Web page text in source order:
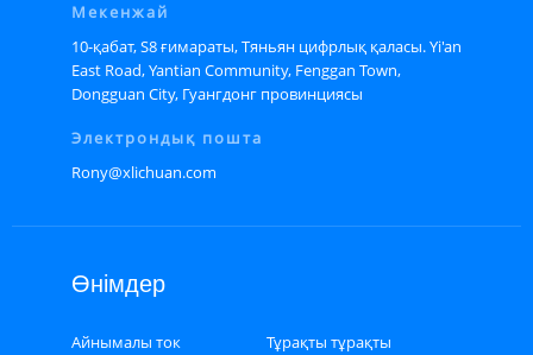
Мекенжай
10-қабат, S8 ғимараты, Тяньян цифрлық қаласы. Yi'an
East Road, Yantian Community, Fenggan Town,
Dongguan City, Гуангдонг провинциясы
Электрондық пошта
Rony@xlichuan.com
Өнімдер
Айнымалы ток
Тұрақты тұрақты